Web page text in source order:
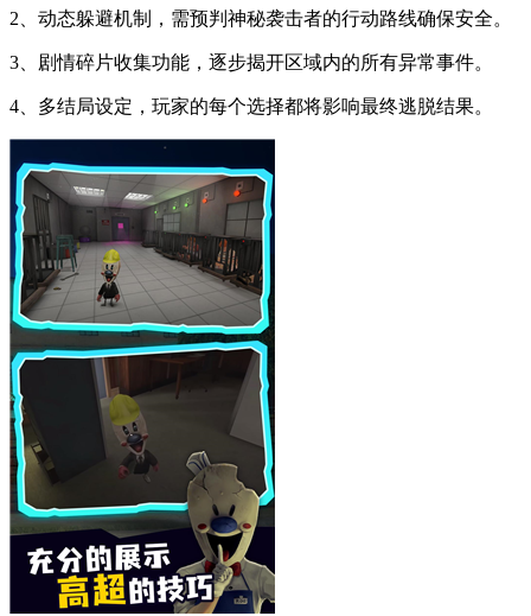
2、动态躲避机制，需预判神秘袭击者的行动路线确保安全。
3、剧情碎片收集功能，逐步揭开区域内的所有异常事件。
4、多结局设定，玩家的每个选择都将影响最终逃脱结果。